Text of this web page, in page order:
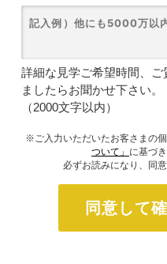
詳細な見学ご希望時間、
ましたらお聞かせ下さい。
（2000文字以内）
※ご入力いただいたお客さまの個
ついて」 に基づ
必ずお読みになり、同
同意して